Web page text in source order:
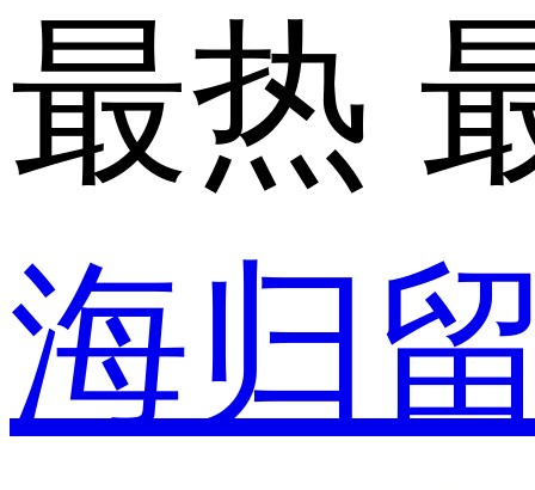
最热
海归